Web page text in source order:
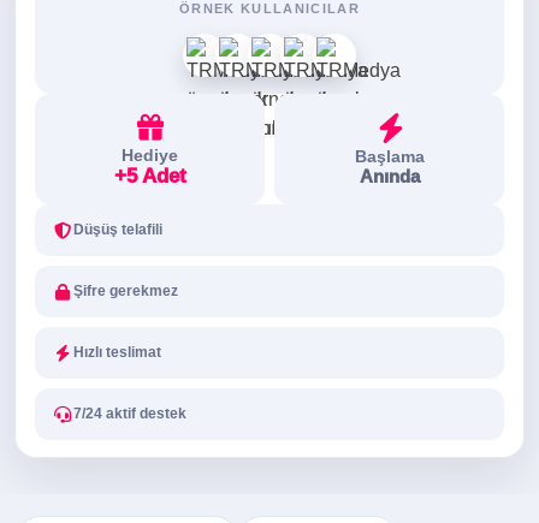
ÖRNEK KULLANICILAR
Hediye
+5 Adet
Başlama
Anında
Düşüş telafili
Şifre gerekmez
Hızlı teslimat
7/24 aktif destek